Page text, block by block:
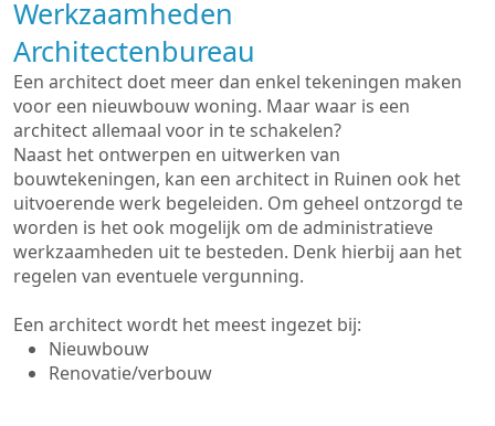
Werkzaamheden
Architectenbureau
Een architect doet meer dan enkel tekeningen maken
voor een nieuwbouw woning. Maar waar is een
architect allemaal voor in te schakelen?
Naast het ontwerpen en uitwerken van
bouwtekeningen, kan een architect in Ruinen ook het
uitvoerende werk begeleiden. Om geheel ontzorgd te
worden is het ook mogelijk om de administratieve
werkzaamheden uit te besteden. Denk hierbij aan het
regelen van eventuele vergunning.
Een architect wordt het meest ingezet bij:
Nieuwbouw
Renovatie/verbouw